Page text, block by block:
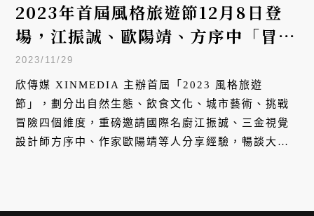
2023年首屆風格旅遊節12月8日登
場，江振誠、歐陽靖、方序中「冒險
者論壇」暢談旅遊想像
2023/11/29
欣傳媒 XINMEDIA 主辦首屆「2023 風格旅遊
節」，劃分出自然生態、飲食文化、城市藝術、挑戰
冒險四個維度，重磅邀請國際名廚江振誠、三金視覺
設計師方序中、作家歐陽靖等人分享經驗，暢談大疫